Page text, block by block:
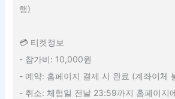
행)
💳 티켓정보
- 참가비: 10,000원
- 예약: 홈페이지 결제 시 완료 (계좌이체
- 취소: 체험일 전날 23:59까지 홈페이지